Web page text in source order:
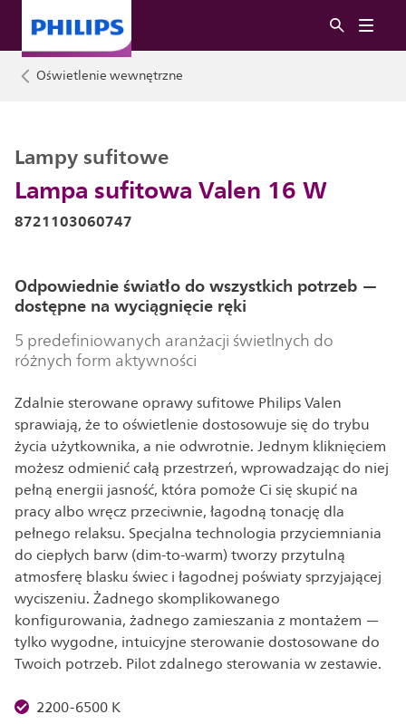
Oświetlenie wewnętrzne
Lampa sufitowa Valen 16 W
Lampy sufitowe
8721103060747
Odpowiednie światło do wszystkich potrzeb —
dostępne na wyciągnięcie ręki
5 predefiniowanych aranżacji świetlnych do
różnych form aktywności
Zdalnie sterowane oprawy sufitowe Philips Valen
sprawiają, że to oświetlenie dostosowuje się do trybu
życia użytkownika, a nie odwrotnie. Jednym kliknięciem
możesz odmienić całą przestrzeń, wprowadzając do niej
pełną energii jasność, która pomoże Ci się skupić na
pracy albo wręcz przeciwnie, łagodną tonację dla
pełnego relaksu. Specjalna technologia przyciemniania
do ciepłych barw (dim-to-warm) tworzy przytulną
atmosferę blasku świec i łagodnej poświaty sprzyjającej
wyciszeniu. Żadnego skomplikowanego
konfigurowania, żadnego zamieszania z montażem —
tylko wygodne, intuicyjne sterowanie dostosowane do
Twoich potrzeb. Pilot zdalnego sterowania w zestawie.
2200-6500 K